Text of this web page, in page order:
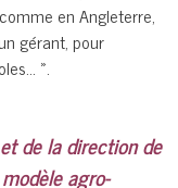
en Angleterre,
gérant, pour
».
de la direction de
agro-